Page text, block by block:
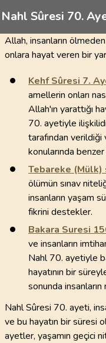
Nahl Sûresi 70.
Allah, insanların
onlara hayat veren bir
Kehf Sûresi 7.
amellerin onları
Allah'ın yarattığı
70. ayetiyle
tarafından
konularında
Tebareke (Mülk)
ölümün sınav
insanların yaşam
fikrini destekler.
Bakara Suresi
ve insanların
Nahl 70. ayetiyle
hayatının bir
sonunda insanların
Nahl Sûresi 70. ayeti,
ve bu hayatın bir süresi
ayetler, yaşamın geçici